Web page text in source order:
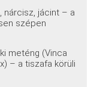
nárcisz, jácint – a
szépen
meténg (Vinca
– a tiszafa körüli